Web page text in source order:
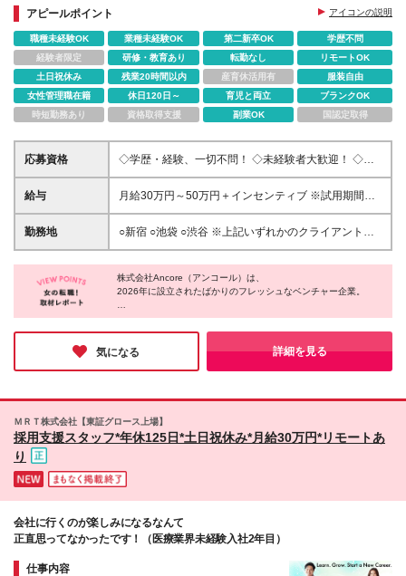
アピールポイント アイコンの説明
職種未経験OK 業種未経験OK 第二新卒OK
学歴不問
経験者限定
研修・教育あり 転勤なし
リモートOK
土日祝休み
残業20時間以内 産育休活用有
服装自由
女性管理職在籍
休日120日～ 育児と両立
ブランクOK
時短勤務あり
資格取得支援 副業OK 国認定取得
応募資格
◇学歴・経験、一切不問！ ◇未経験者大歓迎！ ◇フ
リーターや異業種からの転職大歓迎！ ◇新卒・第二
新卒も歓迎！ 【カジュアル面談を実施してます】 学
します♪ よりラフにお話ができるよう、 スーツで面接
というような 堅苦しさや緊張感も極力少なくしてい
給与
月給30万円～50万円＋インセンティブ ※試用期間
（正社員）2ヶ月あり 試用期間中（正社員）月給25
万円～ ※交通費全額支給
勤務地
○新宿 ○池袋 ○渋谷 ※上記いずれかのクライアント先
での勤務になります。 ※あなたの経験やスキルに応じ
て面談時にて ご相談させていただきます。 ー本社
ー 東京都板橋区中丸町２６番１号
株式会社Ancore（アンコール）は、
2026年に設立されたばかりのフレッシュなベンチャー企業。
自由にのびのびと働ける環境がある一方で、
一人ひとりの成長にもしっかりフォーカスしているのが魅力だ。
研修制度はもちろん、キャリアアップ支援や独立支援など、
挑戦と成長を後押しする仕組みが充実している。
会社とともに成長できるチャンスといえるだろう。
気になる 詳細を見る
ＭＲＴ株式会社【東証グロース上場】
採用支援スタッフ*年休125日*土日祝休み*月給30万円*リモートあ
り
会社に行くのが楽しみになるなんて
正直思ってなかったです！（医療業界未経験入社2年目）
仕事内容